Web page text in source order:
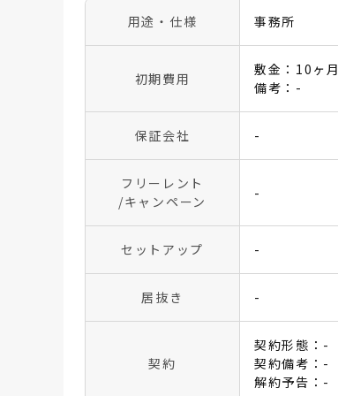
用途・仕様 事務所
初期費用
敷金：10ヶ月
備考：-
保証会社 -
フリーレント
/キャンペーン
-
セットアップ -
居抜き -
契約
契約形態：-
契約備考：-
解約予告：-